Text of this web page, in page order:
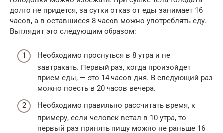
долго не придется, за сутки отказ от еды занимает 16
часов, а в оставшиеся 8 часов можно употреблять еду.
Выглядит это следующим образом:
Необходимо проснуться в 8 утра и не
завтракать. Первый раз, когда произойдет
прием еды, — это 14 часов дня. В следующий раз
можно поесть в 20 часов вечера.
Необходимо правильно рассчитать время, к
примеру, если человек встал в 10 утра, то
первый раз принять пищу можно не раньше 16